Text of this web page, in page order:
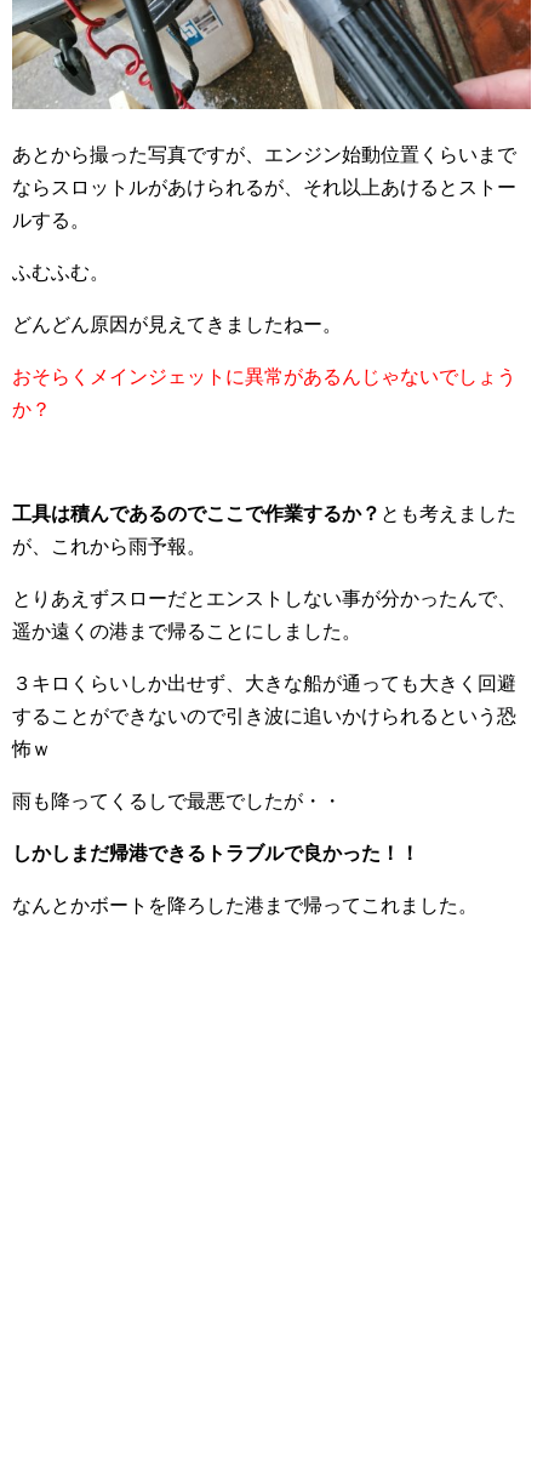
あとから撮った写真ですが、エンジン始動位置くらいまで
ならスロットルがあけられるが、それ以上あけるとストー
ルする。
ふむふむ。
どんどん原因が見えてきましたねー。
おそらくメインジェットに異常があるんじゃないでしょう
か？
工具は積んであるのでここで作業するか？ とも考えました
が、これから雨予報。
とりあえずスローだとエンストしない事が分かったんで、
遥か遠くの港まで帰ることにしました。
３キロくらいしか出せず、大きな船が通っても大きく回避
することができないので引き波に追いかけられるという恐
怖ｗ
雨も降ってくるしで最悪でしたが・・
しかしまだ帰港できるトラブルで良かった！！
なんとかボートを降ろした港まで帰ってこれました。